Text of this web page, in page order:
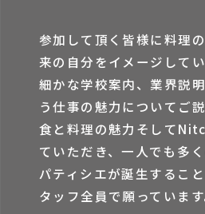
参加して頂く皆様に料理
来の⾃分をイメージして
細かな学校案内、業界説
う仕事の魅⼒についてご説
⾷と料理の魅⼒そして
ていただき、⼀⼈でも多
パティシエが誕⽣するこ
タッフ全員で願っています